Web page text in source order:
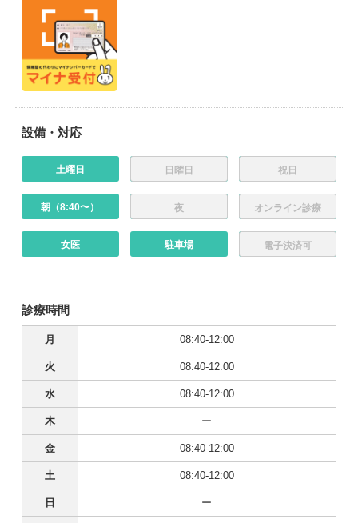
設備・対応
土曜日 日曜日 祝日
朝（8:40〜） 夜 オンライン診療
女医 駐車場 電子決済可
診療時間
月 08:40-12:00
火 08:40-12:00
水 08:40-12:00
木 ー
金 08:40-12:00
土 08:40-12:00
日 ー